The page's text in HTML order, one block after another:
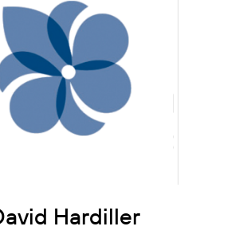
Suite
Hardiller